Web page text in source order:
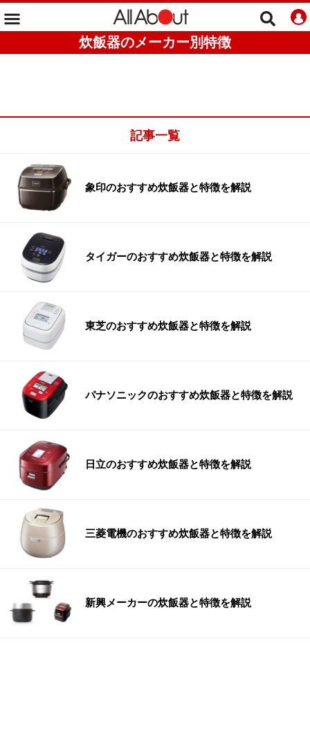
炊飯器のメーカー別特徴
記事一覧
象印のおすすめ炊飯器と特徴を解説
タイガーのおすすめ炊飯器と特徴を解説
東芝のおすすめ炊飯器と特徴を解説
パナソニックのおすすめ炊飯器と特徴を解説
日立のおすすめ炊飯器と特徴を解説
三菱電機のおすすめ炊飯器と特徴を解説
新興メーカーの炊飯器と特徴を解説